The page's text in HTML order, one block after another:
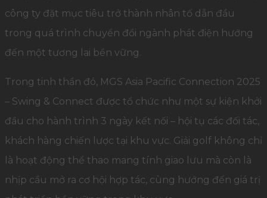
công ty đặt mục tiêu trở thành nhân tố dẫn đầu
trong quá trình chuyển đổi ngành phát điện hướng
đến một tương lai bền vững.
Trong tinh thần đó, MGS Asia Pacific Connection 2025
– Swing & Connect được tổ chức như một sự kiện khởi
đầu cho hành trình 3 ngày kết nối – hội tụ các đối tác,
khách hàng chiến lược tại khu vực. Giải golf không chỉ
là hoạt động thể thao mang tính giao lưu mà còn là
nhịp cầu mở ra cơ hội hợp tác, cùng hướng đến giá trị